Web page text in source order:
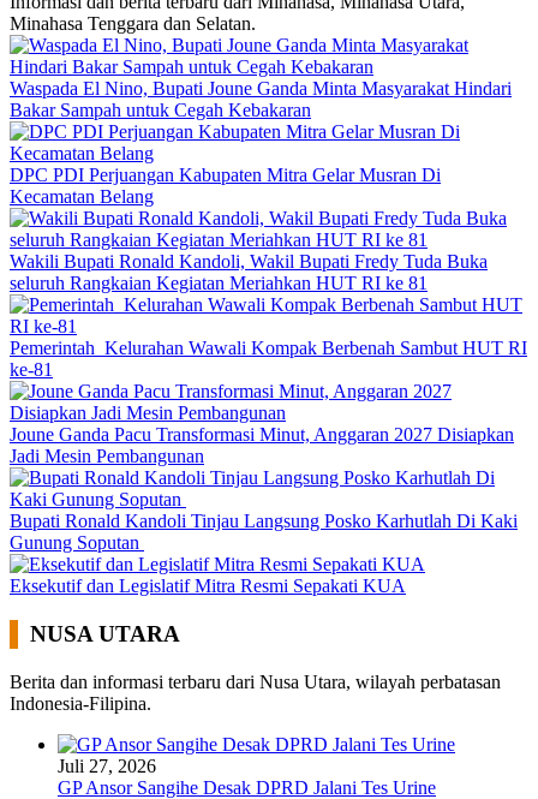
Minahasa Tenggara dan Selatan.
Waspada El Nino, Bupati Joune Ganda Minta Masyarakat Hindari
Bakar Sampah untuk Cegah Kebakaran
DPC PDI Perjuangan Kabupaten Mitra Gelar Musran Di
Kecamatan Belang
Wakili Bupati Ronald Kandoli, Wakil Bupati Fredy Tuda Buka
seluruh Rangkaian Kegiatan Meriahkan HUT RI ke 81
Pemerintah Kelurahan Wawali Kompak Berbenah Sambut HUT RI
ke-81
Joune Ganda Pacu Transformasi Minut, Anggaran 2027 Disiapkan
Jadi Mesin Pembangunan
Bupati Ronald Kandoli Tinjau Langsung Posko Karhutlah Di Kaki
Gunung Soputan
Eksekutif dan Legislatif Mitra Resmi Sepakati KUA
NUSA UTARA
Berita dan informasi terbaru dari Nusa Utara, wilayah perbatasan
Indonesia-Filipina.
Juli 27, 2026
GP Ansor Sangihe Desak DPRD Jalani Tes Urine